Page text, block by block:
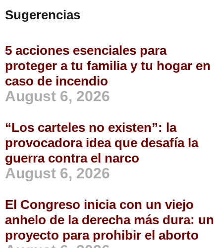
Sugerencias
5 acciones esenciales para
proteger a tu familia y tu hogar en
caso de incendio
August 6, 2026
“Los carteles no existen”: la
provocadora idea que desafía la
guerra contra el narco
August 6, 2026
El Congreso inicia con un viejo
anhelo de la derecha más dura: un
proyecto para prohibir el aborto